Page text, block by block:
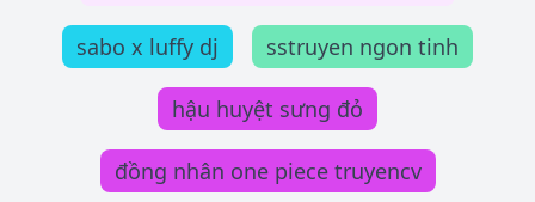
sabo x luffy dj sstruyen ngon tinh
hậu huyệt sưng đỏ
đồng nhân one piece truyencv